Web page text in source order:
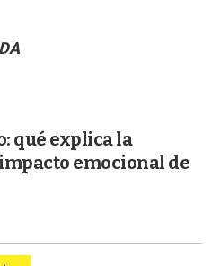
qué explica la
emocional de